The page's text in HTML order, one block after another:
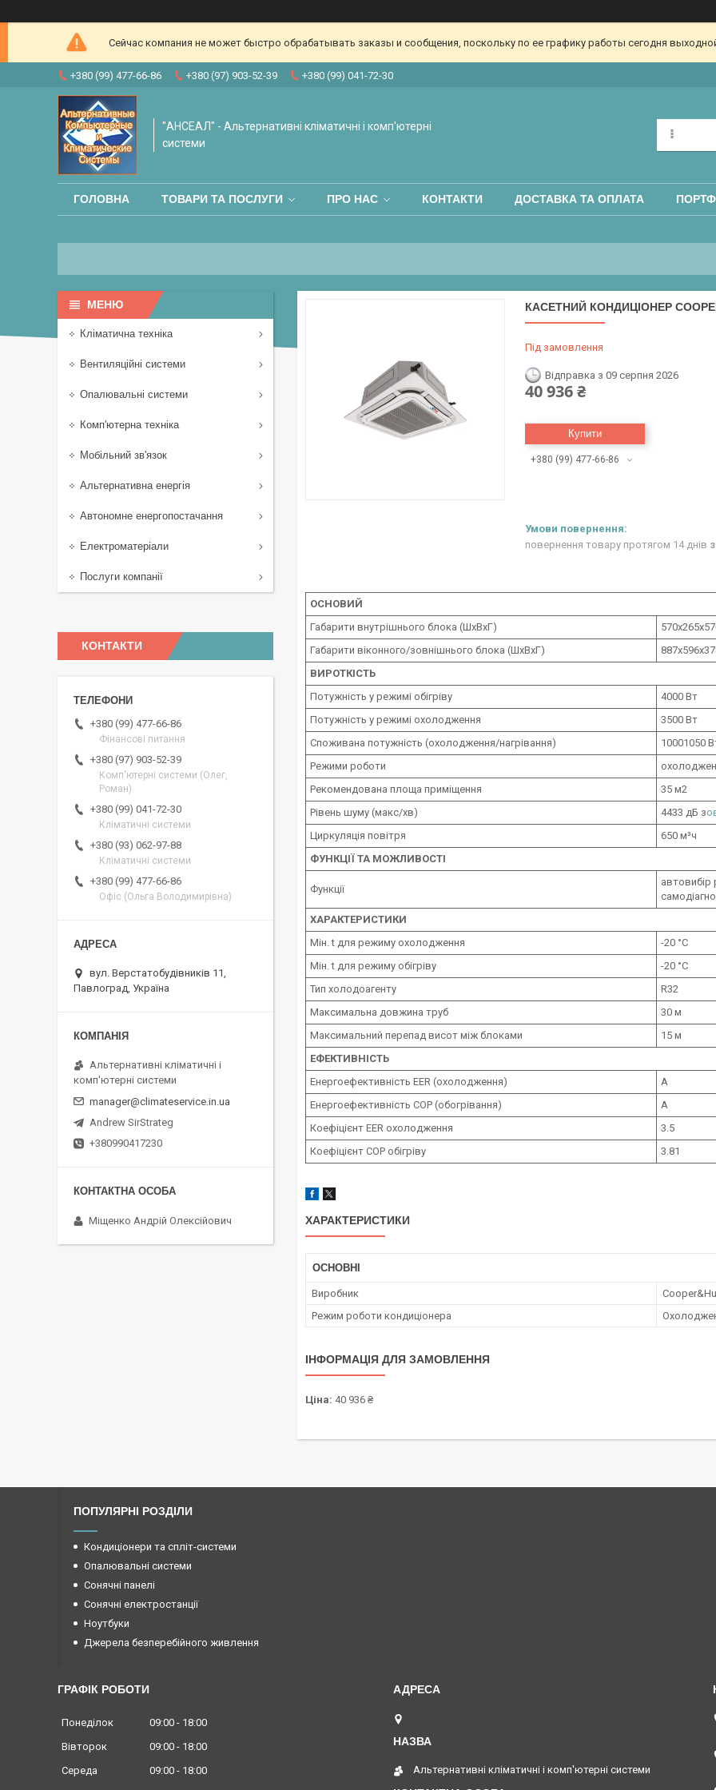
Сейчас компания не может быстро обрабатывать заказы и сообщения, поскольку по ее графику работы сегодня
+380 (99) 477-66-86 +380 (97) 903-52-39 +380 (99) 041-72-30
"АНСЕАЛ" - Альтернативні кліматичні і комп'ютерні
системи
ГОЛОВНА ТОВАРИ ТА ПОСЛУГИ ПРО НАС КОНТАКТИ ДОСТАВКА ТА ОПЛАТА
КАСЕТНИЙ КОНДИЦІОНЕР
Під замовлення
Відправка з 09 серпня 2026
40 936 ₴
Купити
+380 (99) 477-66-86
повернення товару протягом 14 днів
ОСНОВИЙ
Габарити внутрішнього блока (ШхВхГ)
Габарити віконного/зовнішнього блока (ШхВхГ)
ВИРОТКІСТЬ
Потужність у режимі обігріву
4000 Вт
Потужність у режимі охолодження
3500 Вт
Споживана потужність (охолодження/нагрівання)
10001050
Режими роботи
Рекомендована площа приміщення
35 м2
Рівень шуму (макс/хв)
4433 дБ з
Циркуляція повітря
650 м³ч
ФУНКЦІЇ ТА МОЖЛИВОСТІ
Функції
ХАРАКТЕРИСТИКИ
Мін. t для режиму охолодження
-20 °C
Мін. t для режиму обігріву
-20 °C
Тип холодоагенту
R32
Максимальна довжина труб
30 м
Максимальний перепад висот між блоками
15 м
ЕФЕКТИВНІСТЬ
Енергоефективність EER (охолодження)
A
Енергоефективність COP (обогрівання)
A
Коефіцієнт EER охолодження
3.5
Коефіцієнт COP обігріву
3.81
ХАРАКТЕРИСТИКИ
ОСНОВНІ
Виробник
Режим роботи кондиціонера
ІНФОРМАЦІЯ ДЛЯ ЗАМОВЛЕННЯ
Ціна: 40 936 ₴
Кліматична техніка
Вентиляційні системи
Опалювальні системи
Комп'ютерна техніка
Мобільний зв'язок
Альтернативна енергія
Автономне енергопостачання
Електроматеріали
Послуги компанії
КОНТАКТИ
+380 (99) 477-66-86
Фінансові питання
+380 (97) 903-52-39
Комп'ютерні системи (Олег,
Роман)
+380 (99) 041-72-30
Кліматичні системи
+380 (93) 062-97-88
Кліматичні системи
+380 (99) 477-66-86
Офіс (Ольга Володимирівна)
вул. Верстатобудівників 11,
Павлоград, Україна
Альтернативні кліматичні і
комп'ютерні системи
manager@climateservice.in.ua
Andrew SirStrateg
+380990417230
Міщенко Андрій Олексійович
ПОПУЛЯРНІ РОЗДІЛИ
Кондиціонери та спліт-системи
Опалювальні системи
Сонячні панелі
Сонячні електростанції
Ноутбуки
Джерела безперебійного живлення
ГРАФІК РОБОТИ
Понеділок 09:00
18:00
Вівторок
09:00
18:00
Середа
09:00
18:00
Альтернативні кліматичні і комп'ютерні системи